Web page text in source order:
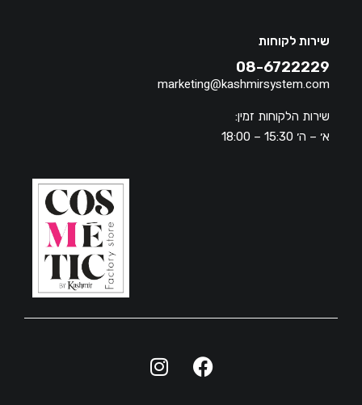
שירות לקוחות
08-6722229
marketing@kashmirsystem.com
שירות הלקוחות זמין:
א׳ – ה׳ 15:30 – 18:00